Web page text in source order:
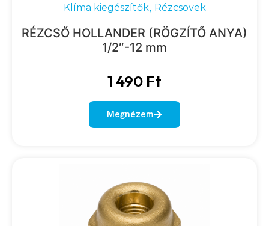
Klíma kiegészítők, Rézcsövek
RÉZCSŐ HOLLANDER (RÖGZÍTŐ ANYA)
1/2″-12 mm
1 490 Ft
Megnézem